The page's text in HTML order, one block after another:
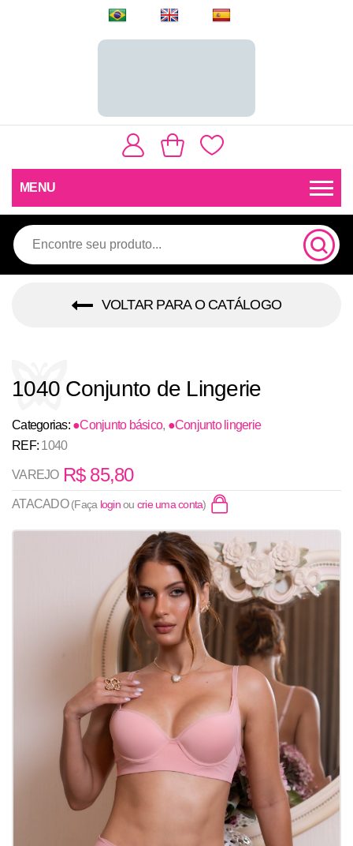
MENU
VOLTAR PARA O CATÁLOGO
1040 Conjunto de Lingerie
Categorias: ●Conjunto básico, ●Conjunto lingerie
REF: 1040
R$85,80
VAREJO
ATACADO(Faça loginou crie uma conta)